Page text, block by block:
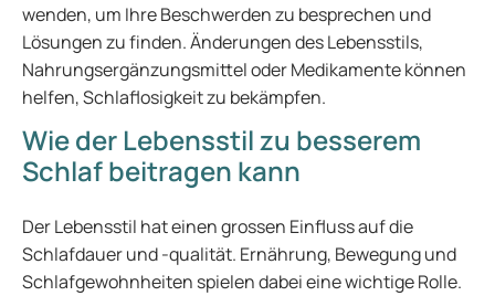
wenden, um Ihre Beschwerden zu besprechen und
Lösungen zu finden. Änderungen des Lebensstils,
Nahrungsergänzungsmittel oder Medikamente können
helfen, Schlaflosigkeit zu bekämpfen.
Wie der Lebensstil zu besserem
Schlaf beitragen kann
Der Lebensstil hat einen grossen Einfluss auf die
Schlafdauer und -qualität. Ernährung, Bewegung und
Schlafgewohnheiten spielen dabei eine wichtige Rolle.